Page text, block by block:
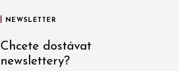
NEWSLETTER
Chcete dostávat
newslettery?